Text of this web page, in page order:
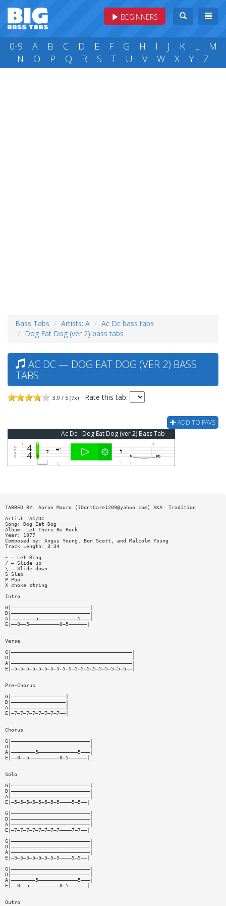
BEGINNERS
0-9 A B C D E F G H I J K L
M
N
O P Q R S T U V W X Y Z
Bass Tabs Artists: A
Ac Dc bass tabs
Dog Eat Dog (ver 2) bass tabs
AC DC — DOG EAT DOG (VER 2) BASS
TABS
3.9 / 5 (7x) Rate this tab:
ADD TO FAVS
Ac Dc - Dog Eat Dog (ver 2) Bass Tab
TABBED BY: Aaron Mauro ( IDontCare1209@yahoo.com) AKA: Tradition
Artist: AC/DC
Song: Dog Eat Dog
Album: Let There Be Rock
Year: 1977
Composed by: Angus Young, Bon Scott, and Malcolm Young
Track Length: 3:34
~ — Let Ring
/ — Slide up
\ — Slide down
S Slap
P Pop
X choke string
Intro
G|——————————————————————————|
D|——————————————————————————|
A|————————5—————————————5———|
E|——0——5——————————0—5——————|
Verse
G|————————————————————————————————————————|
D|————————————————————————————————————————|
A|————————————————————————————————————————|
E|—5—5—5—5—5—5—5—5—5—5—5—5—5—5—5—5—5—5—5——|
Pre—Chorus
G|——————————————————|
D|——————————————————|
A|——————————————————|
E|—7—7—7—7—7—7—7—7——|
Chorus
G|——————————————————————————|
D|——————————————————————————|
A|————————5—————————————5———|
E|——0——5——————————0—5——————|
Solo
G|——————————————————————————|
D|——————————————————————————|
A|——————————————————————————|
E|—5—5—5—5—5—5—5—5————5—5——|
G|——————————————————————————|
D|——————————————————————————|
A|——————————————————————————|
E|—7—7—7—7—7—7—7—7————7—7——|
G|——————————————————————————|
D|——————————————————————————|
A|——————————————————————————|
E|—5—5—5—5—5—5—5—5————5—5——|
G|——————————————————————————|
D|——————————————————————————|
A|————————5—————————————5———|
E|——0——5——————————0—5——————|
Outro